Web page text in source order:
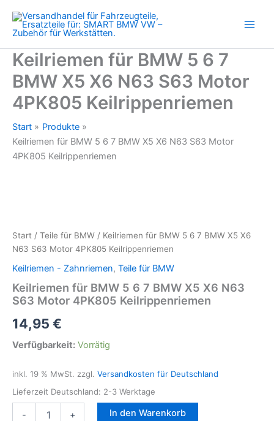
Inhalt
springen
Keilriemen für BMW 5 6 7
BMW X5 X6 N63 S63 Motor
4PK805 Keilrippenriemen
Start
Produkte
Keilriemen für BMW 5 6 7 BMW X5 X6 N63 S63 Motor
4PK805 Keilrippenriemen
Start / Teile für BMW / Keilriemen für BMW 5 6 7 BMW X5 X6
N63 S63 Motor 4PK805 Keilrippenriemen
Keilriemen - Zahnriemen, Teile für BMW
Keilriemen für BMW 5 6 7 BMW X5 X6 N63
S63 Motor 4PK805 Keilrippenriemen
14,95 €
Verfügbarkeit: Vorrätig
inkl. 19 % MwSt. zzgl. Versandkosten für Deutschland
Lieferzeit Deutschland: 2-3 Werktage
- + In den Warenkorb
BMW
X5
X6
N63
S63
Motor
4PK805
Keilrippenriemen